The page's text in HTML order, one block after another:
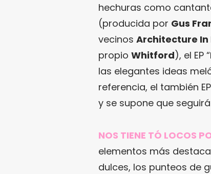
hechuras como
(producida por Gus
vecinos Architecture In
propio Whitford), el EP “
las elegantes ideas
referencia, el también EP
y se supone que
NOS TIENE TÓ LOCOS
elementos más
dulces, los punteos de